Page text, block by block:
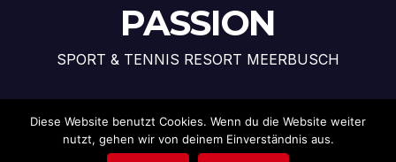
PASSION
SPORT & TENNIS RESORT MEERBUSCH
Stolz präsentiert von WordPress|Theme: News Talk von
Diese Website benutzt Cookies. Wenn du die Website weiter
nutzt, gehen wir von deinem Einverständnis aus.